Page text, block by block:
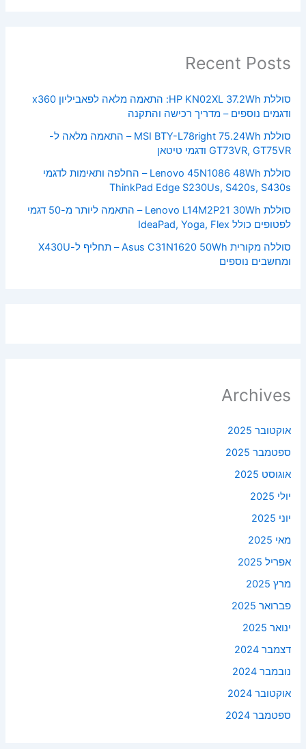
Recent Posts
סוללת HP KN02XL 37.2Wh: התאמה מלאה לפאביליון x360
ודגמים נוספים – מדריך רכישה והתקנה
סוללת MSI BTY-L78right 75.24Wh – התאמה מלאה ל-
GT73VR, GT75VR ודגמי טיטאן
סוללת Lenovo 45N1086 48Wh – החלפה ותאימות לדגמי
ThinkPad Edge S230Us, S420s, S430s
סוללת Lenovo L14M2P21 30Wh – התאמה ליותר מ-50 דגמי
לפטופים כולל IdeaPad, Yoga, Flex
סוללה מקורית Asus C31N1620 50Wh – תחליף ל-X430U
ומחשבים נוספים
Archives
אוקטובר 2025
ספטמבר 2025
אוגוסט 2025
יולי 2025
יוני 2025
מאי 2025
אפריל 2025
מרץ 2025
פברואר 2025
ינואר 2025
דצמבר 2024
נובמבר 2024
אוקטובר 2024
ספטמבר 2024